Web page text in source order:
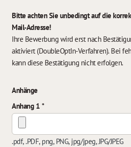
Bitte achten Sie unbedingt auf die
Mail-Adresse!
Ihre Bewerbung wird erst nach
aktiviert (DoubleOptIn-Verfahren). Bei
kann diese Bestätigung nicht erfolgen.
Anhänge
Anhang 1
.pdf, .PDF, png, PNG, jpg/jpeg, JPG/JPEG